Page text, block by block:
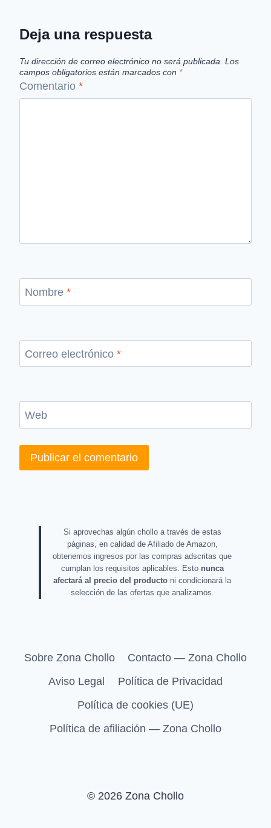
Deja una respuesta
Tu dirección de correo electrónico no será publicada. Los
campos obligatorios están marcados con *
Comentario *
Nombre *
Correo electrónico *
Web
Si aprovechas algún chollo a través de estas
páginas, en calidad de Afiliado de Amazon,
obtenemos ingresos por las compras adscritas que
cumplan los requisitos aplicables. Esto nunca
afectará al precio del producto ni condicionará la
selección de las ofertas que analizamos.
Sobre Zona Chollo
Contacto — Zona Chollo
Aviso Legal
Política de Privacidad
Política de cookies (UE)
Política de afiliación — Zona Chollo
© 2026 Zona Chollo